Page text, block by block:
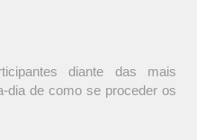
diante das mais
dia de como se proceder os